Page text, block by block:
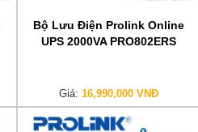
Bộ Lưu Điện Prolink Online
UPS 2000VA PRO802ERS
Giá: 16,990,000 VNĐ